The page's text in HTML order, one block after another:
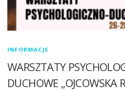
INFORMACJE
WARSZTATY
DUCHOWE „OJCOWSKA